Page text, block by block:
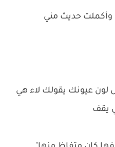
وأكملت حديث مني
عيونك يقولك لاء هي
يقف